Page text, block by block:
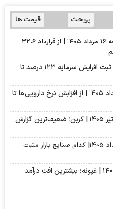
پربحث قیمت ها
مهم‌ترین اخبار کدال تا امروز جمعه ۱۶ مرداد ۱۴۰۵ | از قرارداد ۳۲.۶
افزایش سرمایه‌های جدید بورسی؛ ثبت افزایش سرمایه ۱۲۳ درصد تا
اخبار مهم بورس فردا شنبه ۱۷ مرداد ۱۴۰۵ | از افزایش نرخ دارویی‌ها تا
گزارش ماهانه صنعت زغال سنگ تیر ۱۴۰۵ | کربن؛ ضعیف‌ترین گزارش
پیش‌بینی بورس فردا شنبه ۱۷ مرداد ۱۴۰۵| کدام صنایع بازار مثبت
گزارش ماهانه روغن خوراکی تیر ۱۴۰۵ | غپونه؛ بیشترین افت درآمد